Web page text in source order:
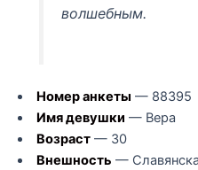
волшебным.
Номер анкеты — 88395
Имя девушки — Вера
Возраст— 30
Внешность —